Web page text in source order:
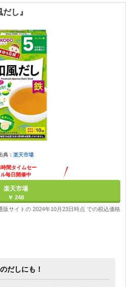
し』
典： 楽天市場
間タイムセー
ル毎日開催中
楽天市場
￥ 248
販サイトの 2024年10月23日時点 での税込価格
だしにも！